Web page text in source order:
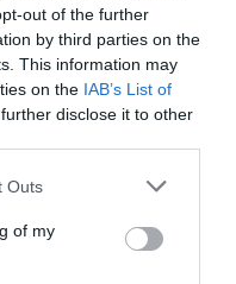
out of the further
by third parties on the
This information may
on the IAB’s List of
disclose it to other
Outs
of my
prevé: